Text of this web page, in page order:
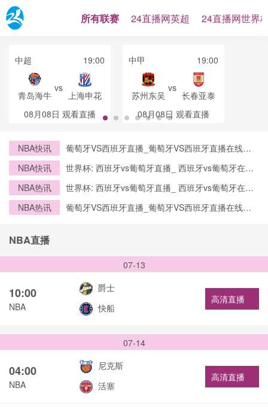
所有联赛 24直播网英超 24直播网世界
中超 19:00
青岛海牛
vs
上海申花
08月08日 观看直播
中甲 19:00
苏州东吴
vs
长春亚泰
08月08日 观看直播
NBA快讯
葡萄牙VS西班牙直播_葡萄牙VS西班牙直播在线观
NBA快讯
世界杯: 西班牙vs葡萄牙直播_ 西班牙vs葡萄牙在线
NBA热讯
世界杯: 西班牙vs葡萄牙直播_ 西班牙vs葡萄牙在线
NBA热讯
葡萄牙VS西班牙直播_葡萄牙VS西班牙直播在线观
NBA直播
07-13
10:00
NBA
爵士
快船
高清直播
07-14
04:00
NBA
尼克斯
活塞
高清直播